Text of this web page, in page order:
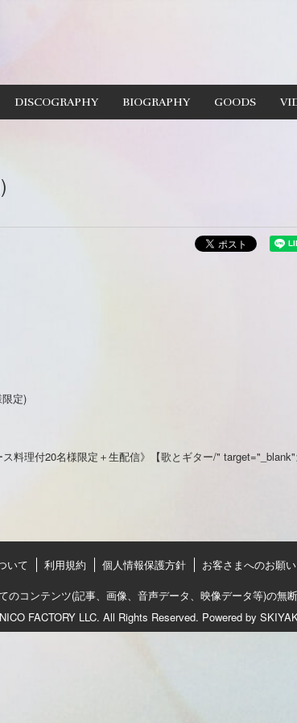
DISCOGRAPHY BIOGRAPHY GOODS
定)
料理付20名様限定＋生配信》【歌とギター/"
いて 利用規約 個人情報保護方針 お客さまへのお願い
のコンテンツ(記事、画像、音声データ、映像データ等)の無断
FACTORY LLC. All Rights Reserved. Powered by